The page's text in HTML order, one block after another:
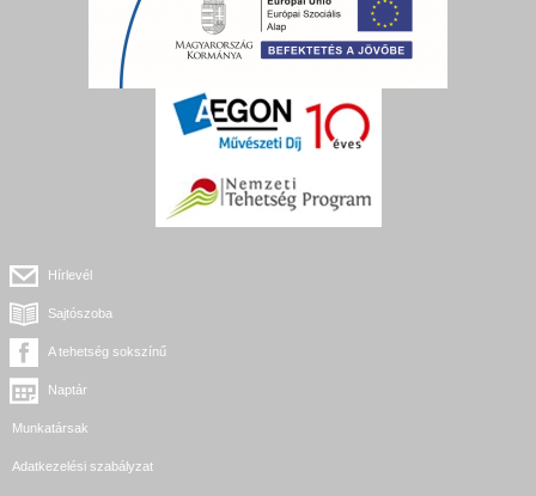
Hírlevél
Sajtószoba
A tehetség sokszínű
Naptár
Munkatársak
Adatkezelési szabályzat